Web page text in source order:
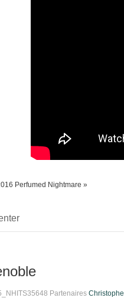
Perfumed Nightmare »
Partenaires Christophe